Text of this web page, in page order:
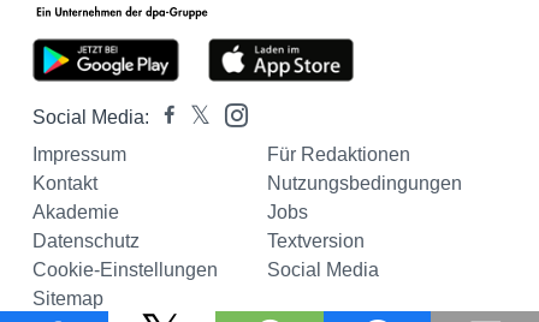
Social Media:
Impressum
Für Redaktionen
Kontakt
Nutzungsbedingungen
Akademie
Jobs
Datenschutz
Textversion
Cookie-Einstellungen
Social Media
Sitemap